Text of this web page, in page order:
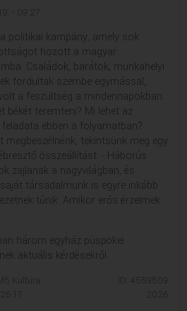
- 09:27
politikai kampány, amely sok
hozott a magyar
Családok, barátok, munkahelyi
fordultak szembe egymással,
a feszültség a mindennapokban.
békét teremteni? Mi lehet az
feladata ebben a folyamatban?
megbeszélnénk, tekintsünk meg egy
összeállítást. - Háborús
zajlanak a nagyvilágban, és
társadalmunk is egyre inkább
tűnik. Amikor erős érzelmek
három egyház püspökei
aktuális kérdésekről.
Kultúra
ID: 4559509